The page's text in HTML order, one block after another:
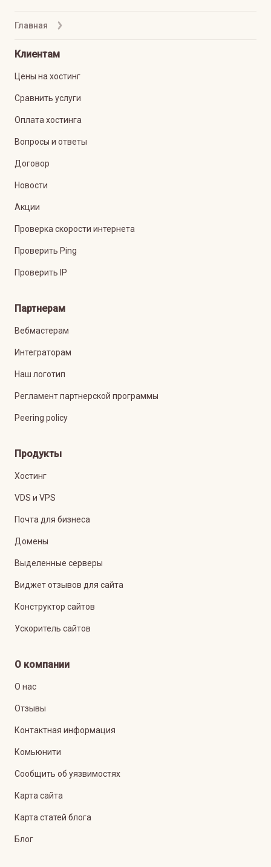
Главная
Клиентам
Цены на хостинг
Сравнить услуги
Оплата хостинга
Вопросы и ответы
Договор
Новости
Акции
Проверка скорости интернета
Проверить Ping
Проверить IP
Партнерам
Вебмастерам
Интеграторам
Наш логотип
Регламент партнерской программы
Peering policy
Продукты
Хостинг
VDS и VPS
Почта для бизнеса
Домены
Выделенные серверы
Виджет отзывов для сайта
Конструктор сайтов
Ускоритель сайтов
О компании
О нас
Отзывы
Контактная информация
Комьюнити
Сообщить об уязвимостях
Карта сайта
Карта статей блога
Блог